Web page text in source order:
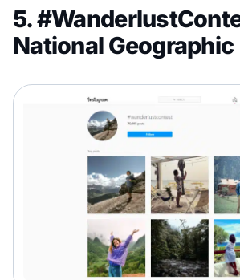
5.
National Geographic